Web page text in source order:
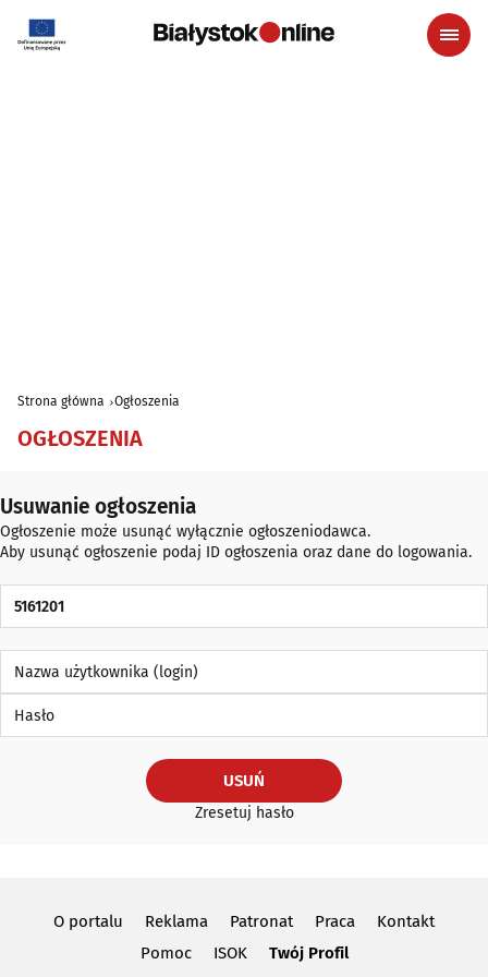
Strona główna Ogłoszenia
OGŁOSZENIA
Usuwanie ogłoszenia
Ogłoszenie może usunąć wyłącznie ogłoszeniodawca.
Aby usunąć ogłoszenie podaj ID ogłoszenia oraz dane do logowania.
USUŃ
Zresetuj hasło
O portalu Reklama Patronat Praca
Kontakt
Pomoc
ISOK Twój Profil